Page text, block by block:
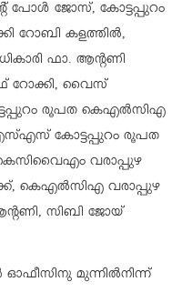
പോൾ ജോസ്, കോട്ടപ്പുറം
റോബി കളത്തിൽ,
ഫാ. ആൻ്റണി
റോക്കി, വൈസ്
രൂപത കെഎൽസിഎ
കോട്ടപ്പുറം രൂപത
വരാപ്പുഴ
കെഎൽസിഎ വരാപ്പുഴ
സിബി ജോയ്
ഓഫീസിനു മുന്നിൽനിന്ന്